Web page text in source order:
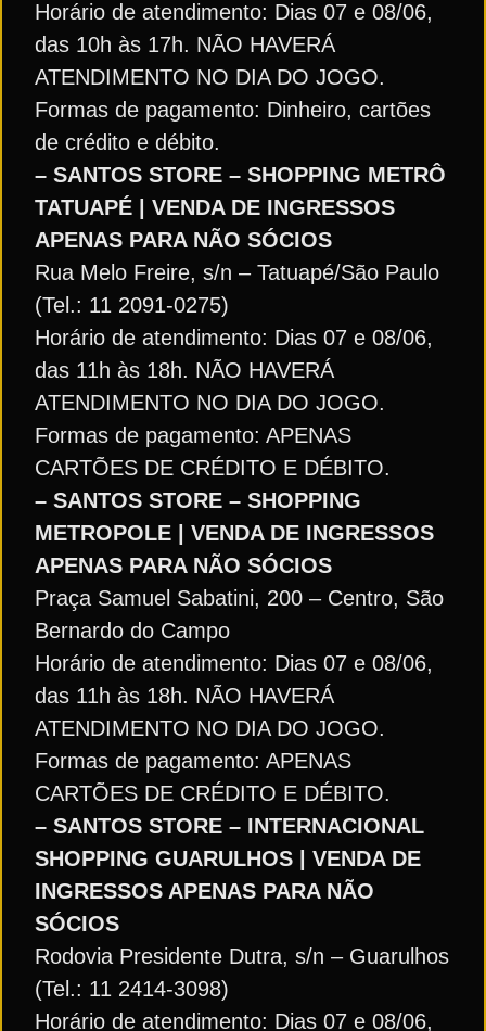
Horário de atendimento: Dias 07 e 08/06,
das 10h às 17h. NÃO HAVERÁ
ATENDIMENTO NO DIA DO JOGO.
Formas de pagamento: Dinheiro, cartões
de crédito e débito.
– SANTOS STORE – SHOPPING METRÔ
TATUAPÉ | VENDA DE INGRESSOS
APENAS PARA NÃO SÓCIOS
Rua Melo Freire, s/n – Tatuapé/São Paulo
(Tel.: 11 2091-0275)
Horário de atendimento: Dias 07 e 08/06,
das 11h às 18h. NÃO HAVERÁ
ATENDIMENTO NO DIA DO JOGO.
Formas de pagamento: APENAS
CARTÕES DE CRÉDITO E DÉBITO.
– SANTOS STORE – SHOPPING
METROPOLE | VENDA DE INGRESSOS
APENAS PARA NÃO SÓCIOS
Praça Samuel Sabatini, 200 – Centro, São
Bernardo do Campo
Horário de atendimento: Dias 07 e 08/06,
das 11h às 18h. NÃO HAVERÁ
ATENDIMENTO NO DIA DO JOGO.
Formas de pagamento: APENAS
CARTÕES DE CRÉDITO E DÉBITO.
– SANTOS STORE – INTERNACIONAL
SHOPPING GUARULHOS | VENDA DE
INGRESSOS APENAS PARA NÃO
SÓCIOS
Rodovia Presidente Dutra, s/n – Guarulhos
(Tel.: 11 2414-3098)
Horário de atendimento: Dias 07 e 08/06,